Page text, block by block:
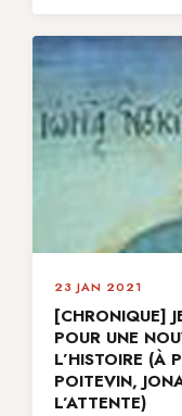
23 JAN 2021
[CHRONIQUE]
POUR UNE
L’HISTOIRE (À
POITEVIN,
L’ATTENTE)